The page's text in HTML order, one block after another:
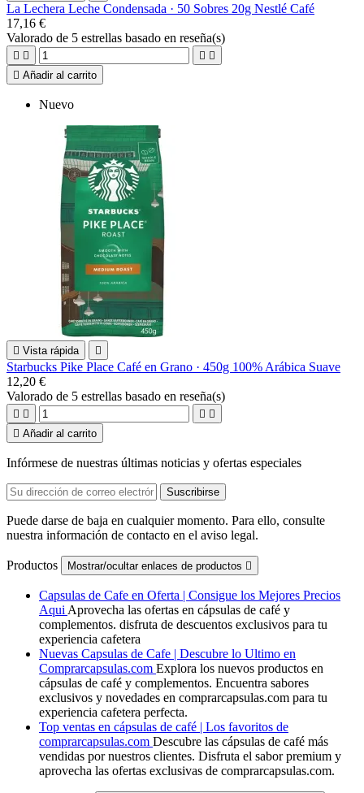
La Lechera Leche Condensada · 50 Sobres 20g Nestlé Café
17,16 €
Valorado de 5 estrellas basado en reseña(s)
   
 Añadir al carrito
Nuevo
 Vista rápida 
Starbucks Pike Place Café en Grano · 450g 100% Arábica Suave
12,20 €
Valorado de 5 estrellas basado en reseña(s)
   
 Añadir al carrito
Infórmese de nuestras últimas noticias y ofertas especiales
Puede darse de baja en cualquier momento. Para ello, consulte
nuestra información de contacto en el aviso legal.
Productos Mostrar/ocultar enlaces de productos 
Capsulas de Cafe en Oferta | Consigue los Mejores Precios
Aqui Aprovecha las ofertas en cápsulas de café y
complementos. disfruta de descuentos exclusivos para tu
experiencia cafetera
Nuevas Capsulas de Cafe | Descubre lo Ultimo en
Comprarcapsulas.com Explora los nuevos productos en
cápsulas de café y complementos. Encuentra sabores
exclusivos y novedades en comprarcapsulas.com para tu
experiencia cafetera perfecta.
Top ventas en cápsulas de café | Los favoritos de
comprarcapsulas.com Descubre las cápsulas de café más
vendidas por nuestros clientes. Disfruta el sabor premium y
aprovecha las ofertas exclusivas de comprarcapsulas.com.